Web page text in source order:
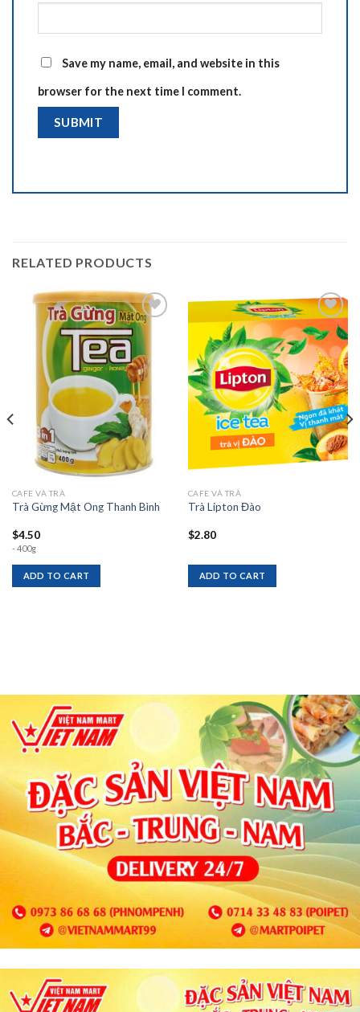
Save my name, email, and website in this
browser for the next time I comment.
RELATED PRODUCTS
Add to
wishlist
CAFE VÀ TRÀ
Trà Gừng Mật Ong Thanh Bình
$4.50
- 400g
ADD TO CART
Add to
wishlist
CAFE VÀ TRÀ
Trà Lipton Đào
$2.80
ADD TO CART